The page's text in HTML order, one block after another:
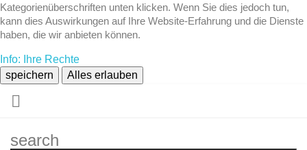
Kategorienüberschriften unten klicken. Wenn Sie dies jedoch tun,
kann dies Auswirkungen auf Ihre Website-Erfahrung und die Dienste
haben, die wir anbieten können.
Info: Ihre Rechte
speichern
Alles erlauben

search